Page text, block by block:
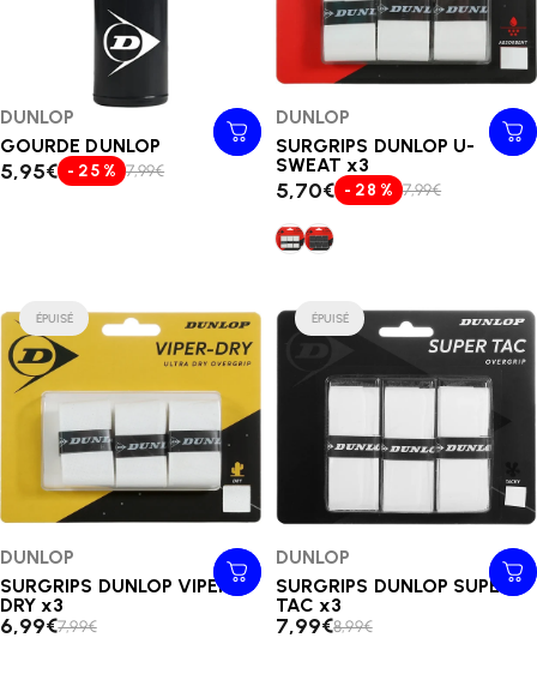
Distributeur:
DUNLOP
GOURDE DUNLOP
5,95€ - 25 % 7,99€
Distributeur:
DUNLOP
SURGRIPS DUNLOP U-
SWEAT x3
5,70€ - 28 % 7,99€
SURGRIPS DUNLOP U-SWEAT
SURGRIPS DUNLOP U-
ÉPUISÉ
Distributeur:
DUNLOP
SURGRIPS DUNLOP VIPER-
DRY x3
6,99€7,99€
ÉPUISÉ
Distributeur:
DUNLOP
SURGRIPS DUNLOP SUPER
TAC x3
7,99€8,99€